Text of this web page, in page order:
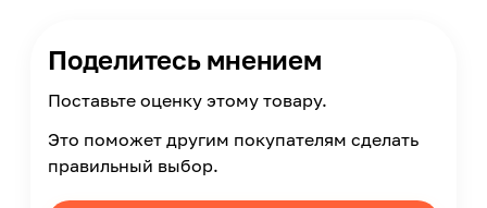
Поделитесь мнением
Поставьте оценку этому товару.
Это поможет другим покупателям сделать
правильный выбор.